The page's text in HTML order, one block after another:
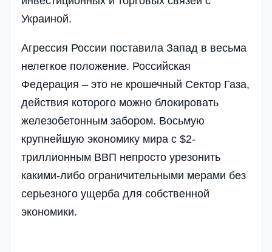
Украиной.
Агрессия России поставила Запад в весьма
нелегкое положение. Российская
Федерация – это не крошечный Сектор Газа,
действия которого можно блокировать
железобетонным забором. Восьмую
крупнейшую экономику мира с $2-
триллионным ВВП непросто урезонить
какими-либо ограничительными мерами без
серьезного ущерба для собственной
экономики.